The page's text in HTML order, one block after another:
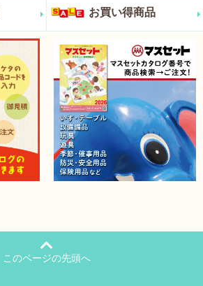
お買い得商品
このページの先頭へ